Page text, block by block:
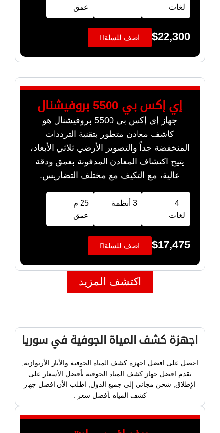
لغات
عمق
$22,300 اضف للسلة
إي إكس بي 5500 بروفيشنال
جهاز إي إكس بي 5500 بروفيشنال هو
كاشف معادن متطور بتقنية الترددات
المنخفضة جداً والتصوير الأرضي ثلاثي الأبعاد،
يتيح اكتشاف المعادن المدفونة بعمق ودقة
عالية، مع التكيف مع مختلف التضاريس.
4
لغات
3 أنظمة
25 م
عمق
$17,475 اضف للسلة
اكتشف المزيد
اجهزة كشف المياة الجوفية في سوريا
احصل على افضل اجهزة كشف المياه الجوفية والأبار الأرتوازية,
نقدم افضل جهاز كشف المياه الجوفية بأفضل الأسعار على
الإطلاق, شحن مجاني إلى جميع الدول, اطلب الأن افضل جهاز
كشف المياه بأفضل سعر .